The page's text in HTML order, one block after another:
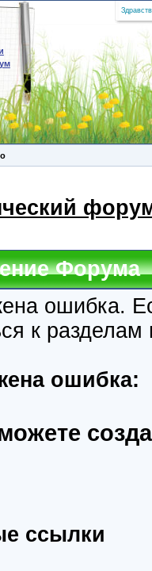
Форума
ошибка.
к
ошибка:
ссылки